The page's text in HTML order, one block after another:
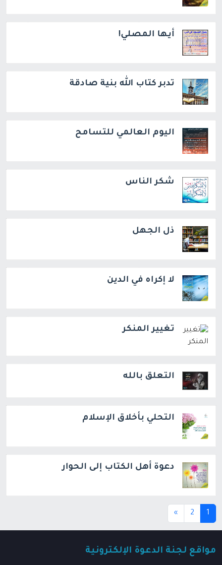
أيها المصلي!
تدبر كتاب الله بنية صادقة
اليوم العالمي للتسامح
شكر الناس
ذل الجهل
لا إكراه في الدين
تغيير المنكر
التعلق بالله
التحلي بأخلاق الإسلام
دعوة أهل الكتاب إلى الحوار
1
(current)
2
»
مواقع لجنة الدعوة الإلكترونية